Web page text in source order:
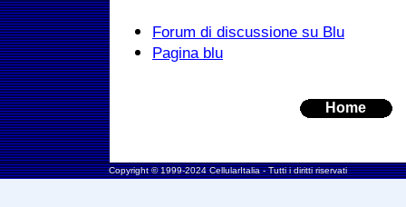
Forum di discussione su Blu
Pagina blu
Home
Copyright © 1999-2024 CellularItalia - Tutti i diritti riservati